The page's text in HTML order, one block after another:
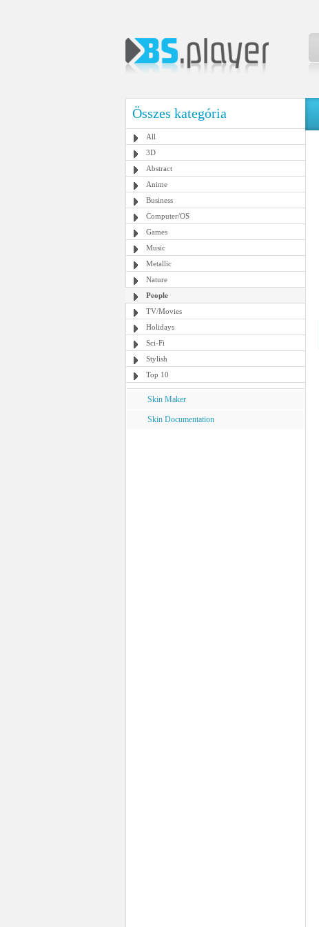
Összes kategória
All
3D
Abstract
Anime
Business
Computer/OS
Games
Music
Metallic
Nature
People
TV/Movies
Holidays
Sci-Fi
Stylish
Top 10
Skin Maker
Skin Documentation